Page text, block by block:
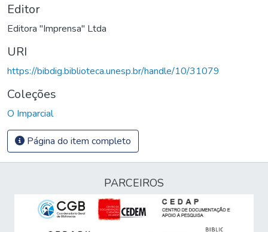
Editor
Editora "Imprensa" Ltda
URI
https://bibdig.biblioteca.unesp.br/handle/10/31079
Coleções
O Imparcial
Página do item completo
PARCEIROS